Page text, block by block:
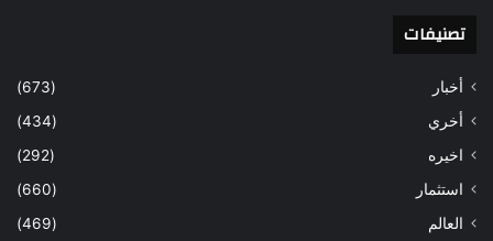
تصنيفات
أخبار
(673)
أخري
(434)
اخيره
(292)
استثمار
(660)
العالم
(469)